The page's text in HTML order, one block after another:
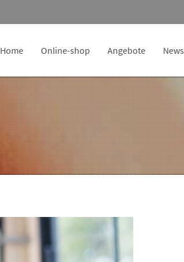
Home Online-shop Angebote News